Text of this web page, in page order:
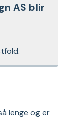
AS blir
lenge og er